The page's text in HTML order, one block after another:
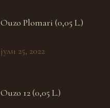
Ouzo Plomari (0,05 L.)
јули 25, 2022
Ouzo 12 (0,05 L.)